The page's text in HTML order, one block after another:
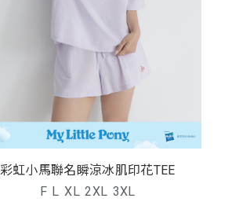
彩虹小馬聯名瞬涼冰肌印花TEE
F L XL 2XL 3XL